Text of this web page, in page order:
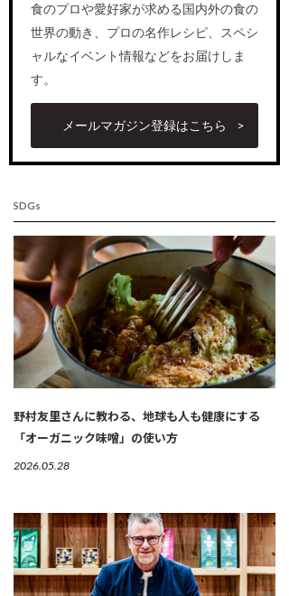
食のプロや愛好家が求める国内外の食の
世界の動き、プロの名作レシピ、スペシ
ャルなイベント情報などをお届けしま
す。
メールマガジン登録はこちら
SDGs
野村友里さんに教わる、地球も人も健康にする
「オーガニック味噌」の使い方
2026.05.28